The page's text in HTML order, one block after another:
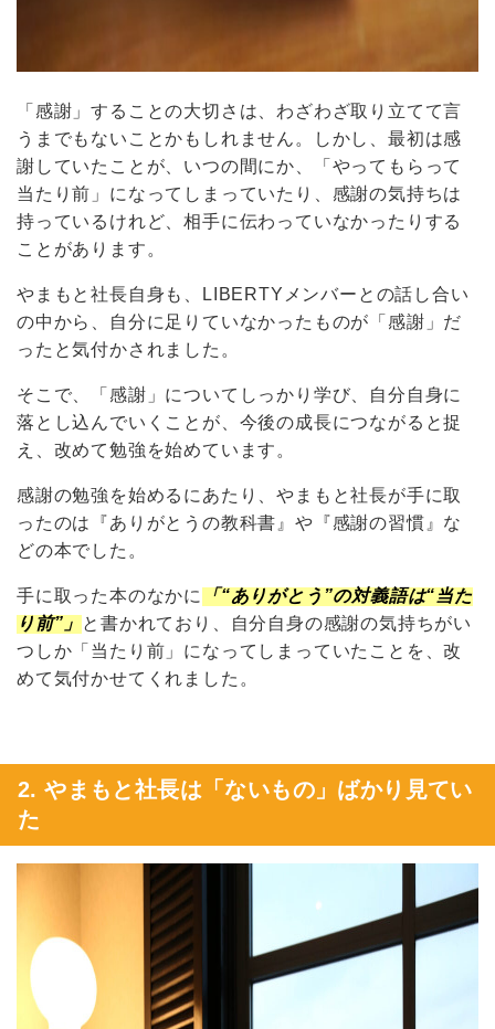
「感謝」することの大切さは、わざわざ取り立てて言
うまでもないことかもしれません。しかし、最初は感
謝していたことが、いつの間にか、「やってもらって
当たり前」になってしまっていたり、感謝の気持ちは
持っているけれど、相手に伝わっていなかったりする
ことがあります。
やまもと社長自身も、LIBERTYメンバーとの話し合い
の中から、自分に足りていなかったものが「感謝」だ
ったと気付かされました。
そこで、「感謝」についてしっかり学び、自分自身に
落とし込んでいくことが、今後の成長につながると捉
え、改めて勉強を始めています。
感謝の勉強を始めるにあたり、やまもと社長が手に取
ったのは『ありがとうの教科書』や『感謝の習慣』な
どの本でした。
手に取った本のなかに
「“ありがとう”の対義語は“当た
り前”」 と書かれており、自分自身の感謝の気持ちがい
つしか「当たり前」になってしまっていたことを、改
めて気付かせてくれました。
2. やまもと社長は「ないもの」ばかり見てい
た